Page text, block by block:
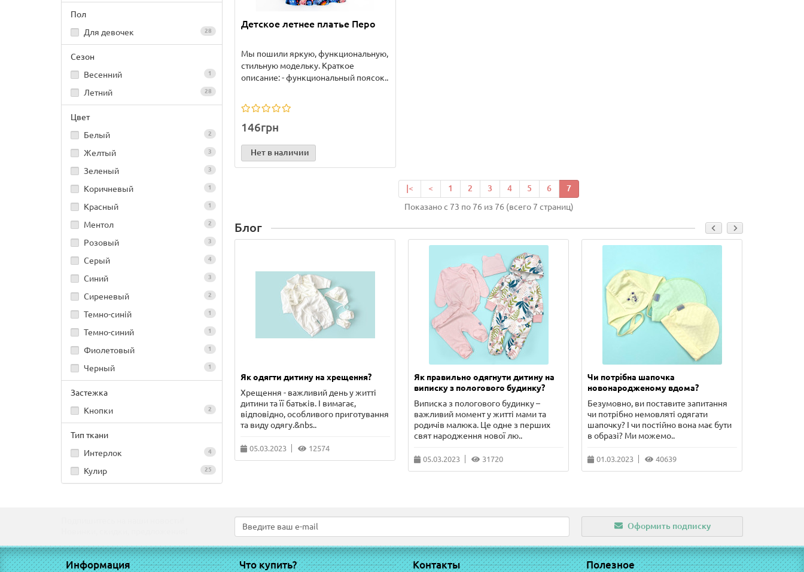
Пол
Для девочек
28
Сезон
Весенний
1
Летний 28
Цвет
Белый
2
Желтый 3
Зеленый 3
Коричневый 1
Красный 1
Ментол 2
Розовый 3
Серый 4
Синий 3
Сиреневый 2
Темно-синій 1
Темно-синий 1
Фиолетовый 1
Черный 1
Застежка
Кнопки
2
Тип ткани
Интерлок
4
Кулир 25
Детское летнее платье Перо
Мы пошили яркую, функциональную,
стильную модельку. Краткое
описание: - функциональный поясок..
146грн
Нет в наличии
|< < 1 2 3 4 5 6
7
Показано с 73 по 76 из 76 (всего 7 страниц)
Блог
Як одягти дитину на хрещення?
Хрещення - важливий день у житті
дитини та її батьків. І вимагає,
відповідно, особливого приготування
та виду одягу.&nbs..
05.03.2023 12574
Як правильно одягнути дитину на
виписку з пологового будинку?
Виписка з пологового будинку –
важливий момент у житті мами та
родичів малюка. Це одне з перших
свят народження нової лю..
05.03.2023 31720
Чи потрібна шапочка
новонародженому вдома?
Безумовно, ви поставите запитання
чи потрібно немовляті одягати
шапочку? І чи постійно вона має бути
в образі? Ми можемо..
01.03.2023 40639
Оформить подписку
Информация Что купить? Контакты Полезное